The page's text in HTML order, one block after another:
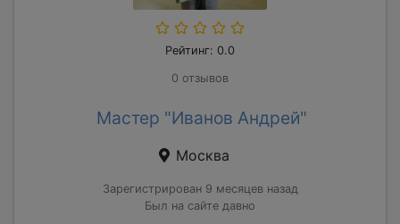
Рейтинг: 0.0
0 отзывов
Мастер "Иванов Андрей"
Москва
Зарегистрирован 9 месяцев назад
Был на сайте давно